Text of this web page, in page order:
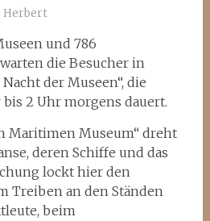
Herbert
und 786
die Besucher in
der Museen“, die
2 Uhr morgens dauert.
Maritimen Museum“ dreht
deren Schiffe und das
lockt hier den
Treiben an den Ständen
beim